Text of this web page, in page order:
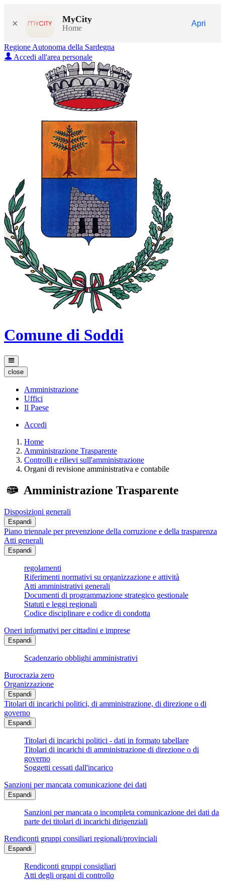
× MyCity
Home
Apri
Regione Autonoma della Sardegna
Accedi all'area personale
Comune di Soddi
close
Amministrazione
Uffici
Il Paese
Accedi
Home
Amministrazione Trasparente
Controlli e rilievi sull'amministrazione
Organi di revisione amministrativa e contabile
Amministrazione Trasparente
Disposizioni generali
Espandi
Piano triennale per prevenzione della corruzione e della trasparenza
Atti generali
Espandi
regolamenti
Riferimenti normativi su organizzazione e attività
Atti amministrativi generali
Documenti di programmazione strategico gestionale
Statuti e leggi regionali
Codice disciplinare e codice di condotta
Oneri informativi per cittadini e imprese
Espandi
Scadenzario obblighi amministrativi
Burocrazia zero
Organizzazione
Espandi
Titolari di incarichi politici, di amministrazione, di direzione o di
governo
Espandi
Titolari di incarichi politici - dati in formato tabellare
Titolari di incarichi di amministrazione di direzione o di
governo
Soggetti cessati dall'incarico
Sanzioni per mancata comunicazione dei dati
Espandi
Sanzioni per mancata o incompleta comunicazione dei dati da
parte dei titolari di incarichi dirigenziali
Rendiconti gruppi consiliari regionali/provinciali
Espandi
Rendiconti gruppi consigliari
Atti degli organi di controllo